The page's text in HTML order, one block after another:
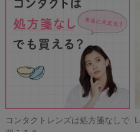
コンタクトレンズは処方箋なしで